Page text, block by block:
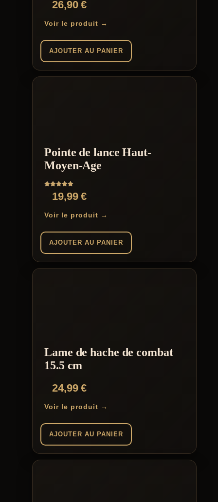
26,90€
Voir le produit →
AJOUTER AU PANIER
Pointe de lance Haut-
Moyen-Age
Note19,99€
Voir le produit →
AJOUTER AU PANIER
Lame de hache de combat
15.5 cm
24,99€
Voir le produit →
AJOUTER AU PANIER